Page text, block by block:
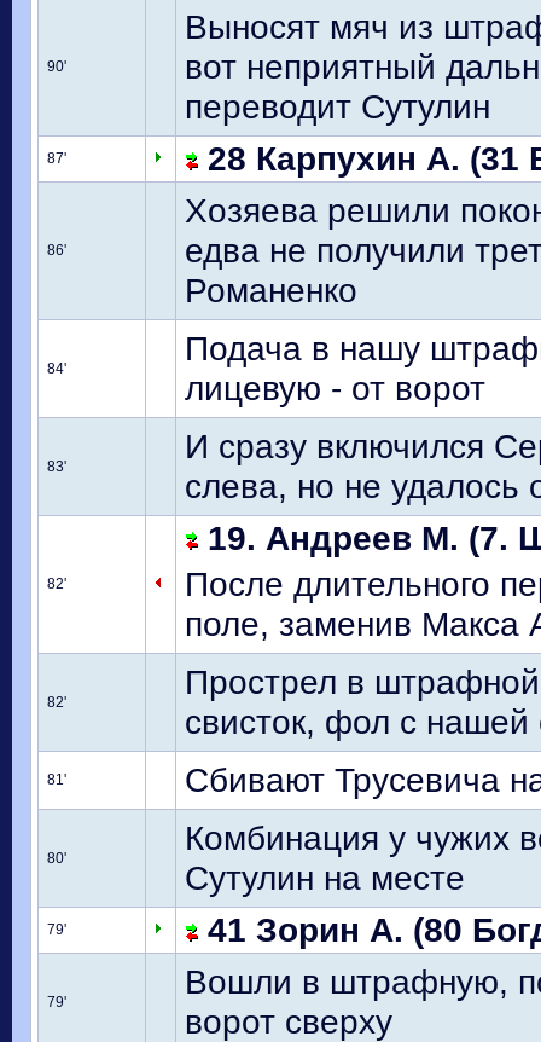
90'
Выносят мяч из
вот неприятный
переводит Сутулин
87' 28 Карпухин А. (31
86'
Хозяева решили
едва не получили
Романенко
84'
Подача в нашу
лицевую - от ворот
83'
И сразу включился
слева, но не удалось
82'
19. Андреев М. (7.
После длительного
поле, заменив Макса
82'
Прострел в штрафной
свисток, фол с нашей
81' Сбивают Трусевича
80'
Комбинация у чужих
Сутулин на месте
79' 41 Зорин А. (80
79'
Вошли в штрафную,
ворот сверху